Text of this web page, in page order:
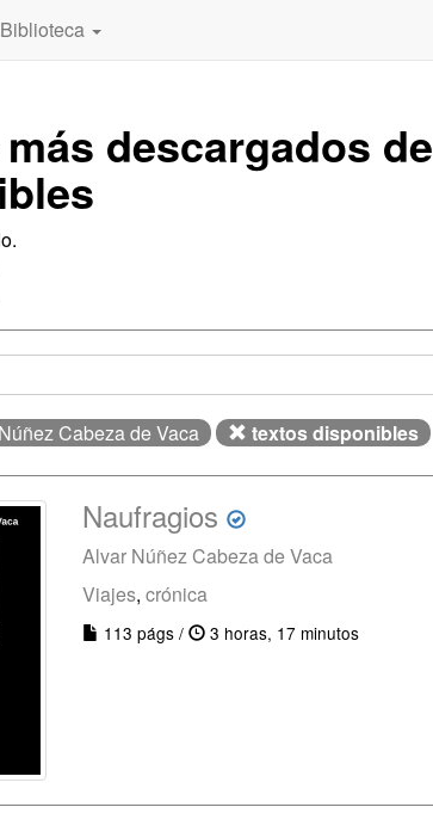
Biblioteca
descargados de
Cabeza de Vaca textos disponibles
Naufragios
Alvar Núñez Cabeza de Vaca
Viajes, crónica
113 págs / 3 horas, 17 minutos